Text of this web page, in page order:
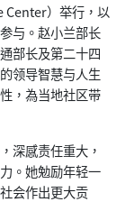
）举行，以
与。赵小兰部长
部长及第二十四
领导智慧与人生
， 為当地社区带
深感责任重大，
。她勉励年轻一
会作出更大贡